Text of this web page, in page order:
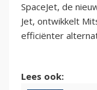
SpaceJet, de
Jet, ontwikkelt
efficiënter
Lees ook: